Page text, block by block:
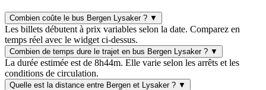
Combien coûte le bus Bergen Lysaker ? ▼
Les billets débutent à prix variables selon la date. Comparez en
temps réel avec le widget ci-dessus.
Combien de temps dure le trajet en bus Bergen Lysaker ? ▼
La durée estimée est de 8h44m. Elle varie selon les arrêts et les
conditions de circulation.
Quelle est la distance entre Bergen et Lysaker ? ▼